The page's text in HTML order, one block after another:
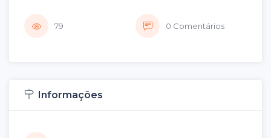
79 0 Comentários
Informações